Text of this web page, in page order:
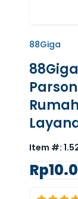
88Giga
Item #: